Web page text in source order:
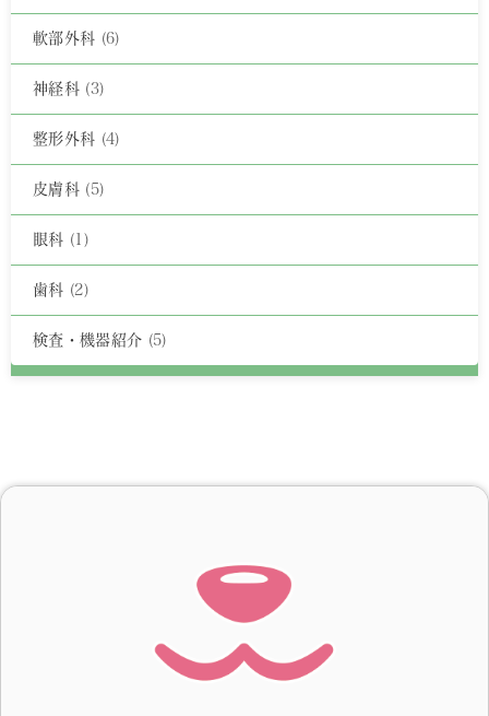
軟部外科 (6)
神経科 (3)
整形外科 (4)
皮膚科 (5)
眼科 (1)
歯科 (2)
検査・機器紹介 (5)